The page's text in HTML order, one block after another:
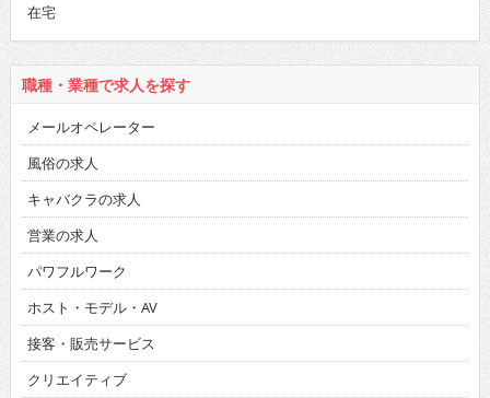
在宅
職種・業種で求人を探す
メールオペレーター
風俗の求人
キャバクラの求人
営業の求人
パワフルワーク
ホスト・モデル・AV
接客・販売サービス
クリエイティブ